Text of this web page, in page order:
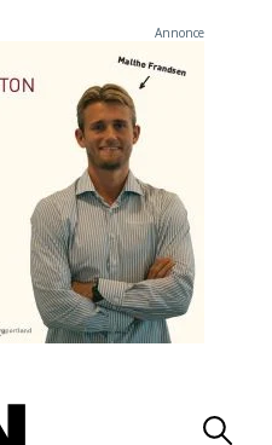
Annonce